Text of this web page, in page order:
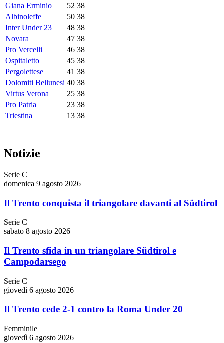
Giana Erminio
52 38
Albinoleffe
50 38
Inter Under 23
48 38
Novara
47 38
Pro Vercelli
46 38
Ospitaletto
45 38
Pergolettese
41 38
Dolomiti Bellunesi 40 38
Virtus Verona
25 38
Pro Patria
23 38
Triestina
13 38
Notizie
Serie C
domenica 9 agosto 2026
Il Trento conquista il triangolare davanti al Südtirol
Serie C
sabato 8 agosto 2026
Il Trento sfida in un triangolare Südtirol e
Campodarsego
Serie C
giovedì 6 agosto 2026
Il Trento cede 2-1 contro la Roma Under 20
Femminile
giovedì 6 agosto 2026